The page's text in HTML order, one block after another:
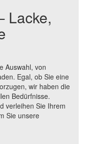
Lacke,
Auswahl, von
Egal, ob Sie eine
wir haben die
Bedürfnisse.
verleihen Sie Ihrem
Sie unsere